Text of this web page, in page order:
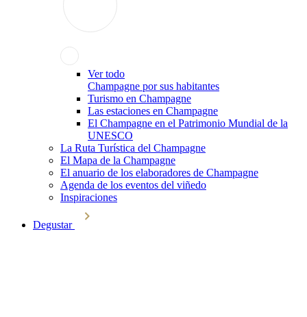
Ver todo
Champagne por sus habitantes
Turismo en Champagne
Las estaciones en Champagne
El Champagne en el Patrimonio Mundial de la
UNESCO
La Ruta Turística del Champagne
El Mapa de la Champagne
El anuario de los elaboradores de Champagne
Agenda de los eventos del viñedo
Inspiraciones
Degustar